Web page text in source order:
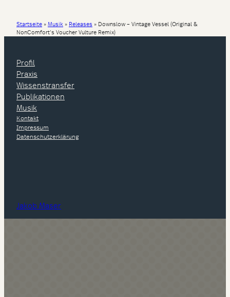
Startseite » Musik » Releases » Downslow – Vintage Vessel (Original &
NonComfort’s Voucher Vulture Remix)
Profil
Praxis
Wissenstransfer
Publikationen
Musik
Kontakt
Impressum
Datenschutzerklärung
Jakob Maser